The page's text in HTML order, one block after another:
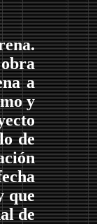
a
y
de
que
de